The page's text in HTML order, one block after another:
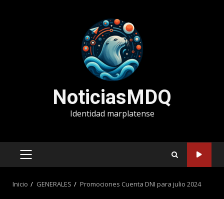
NoticiasMDQ
Identidad marplatense
MENÚ
Inicio GENERALES Promociones Cuenta DNI para julio 2024